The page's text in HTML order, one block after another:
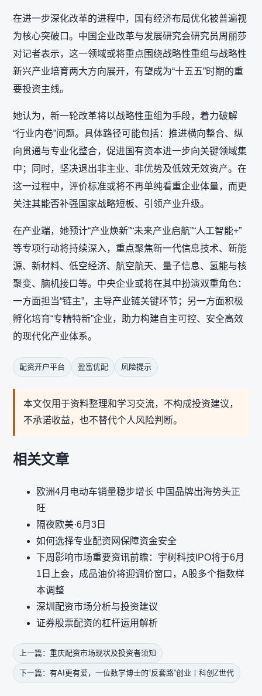
在进一步深化改革的进程中，国有经济布局优化被普遍视
为核心突破口。中国企业改革与发展研究会研究员周丽莎
对记者表示，这一领域或将重点围绕战略性重组与战略性
新兴产业培育两大方向展开，有望成为“十五五”时期的重
要投资主线。
她认为，新一轮改革将以战略性重组为手段，着力破解
“行业内卷”问题。具体路径可能包括：推进横向整合、纵
向贯通与专业化整合，促进国有资本进一步向关键领域集
中；同时，坚决退出非主业、非优势及低效无效资产。在
这一过程中，评价标准或将不再单纯看重企业体量，而更
关注其能否补强国家战略短板、引领产业升级。
在产业端，她预计“产业焕新”“未来产业启航”“人工智能+”
等专项行动将持续深入，重点聚焦新一代信息技术、新能
源、新材料、低空经济、航空航天、量子信息、氢能与核
聚变、脑机接口等。中央企业或将在其中扮演双重角色：
一方面担当“链主”，主导产业链关键环节；另一方面积极
孵化培育“专精特新”企业，助力构建自主可控、安全高效
的现代化产业体系。
配资开户平台 盈富优配 风险提示
本文仅用于资料整理和学习交流，不构成投资建议，
不承诺收益，也不替代个人风险判断。
相关文章
欧洲4月电动车销量稳步增长 中国品牌出海势头正
旺
隔夜欧美·6月3日
如何选择专业配资网保障资金安全
下周影响市场重要资讯前瞻：宇树科技IPO将于6月
1日上会，成品油价将迎调价窗口，A股多个指数样
本调整
深圳配资市场分析与投资建议
证券股票配资的杠杆运用解析
上一篇：重庆配资市场现状及投资者须知
下一篇：有AI更有爱，一位数学博士的“反套路”创业丨科创Z世代